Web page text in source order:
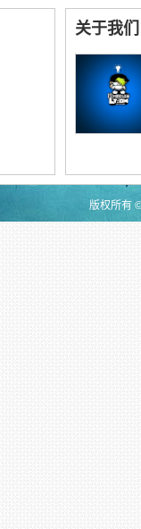
关于我们
版权所有